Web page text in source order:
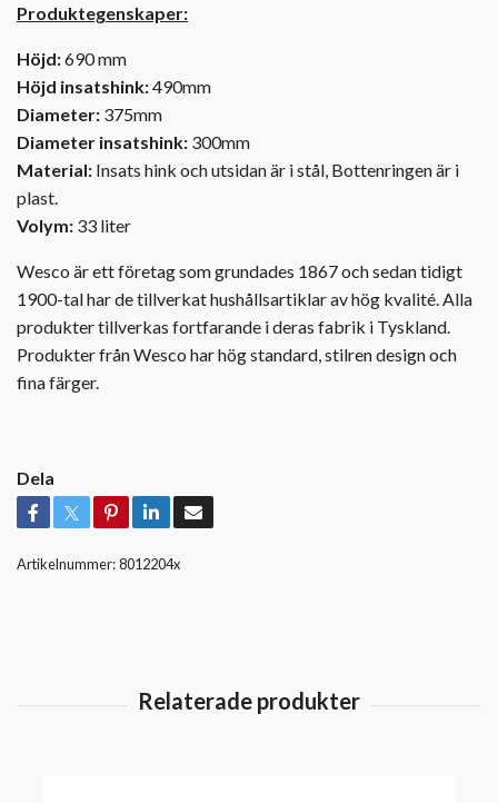
Produktegenskaper:
Höjd:690 mm
Höjd insatshink:490mm
Diameter: 375mm
Diameter insatshink: 300mm
Material: Insats hink och utsidan är i stål, Bottenringen är i
plast.
Volym: 33 liter
Wesco är ett företag som grundades 1867 och sedan tidigt
1900-tal har de tillverkat hushållsartiklar av hög kvalité. Alla
produkter tillverkas fortfarande i deras fabrik i Tyskland.
Produkter från Wesco har hög standard, stilren design och
fina färger.
Dela
Artikelnummer:8012204x